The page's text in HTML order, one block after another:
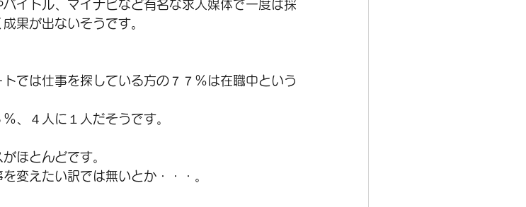
イトル、マイナビなど有名な求人媒体で一度は採
果が出ないそうです。
では仕事を探している方の７７％は在職中という
、４人に１人だそうです。
ほとんどです。
変えたい訳では無いとか・・・。